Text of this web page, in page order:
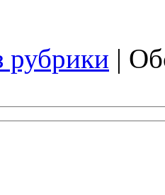
рубрики |